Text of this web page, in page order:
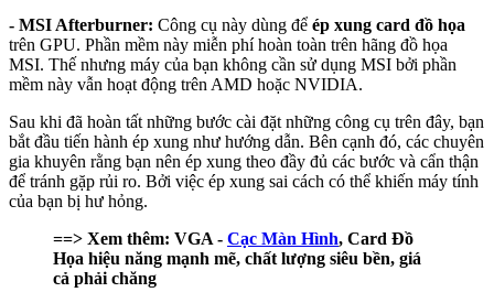
- MSI Afterburner: Công cụ này dùng để ép xung card đồ họa
trên GPU. Phần mềm này miễn phí hoàn toàn trên hãng đồ họa
MSI. Thế nhưng máy của bạn không cần sử dụng MSI bởi phần
mềm này vẫn hoạt động trên AMD hoặc NVIDIA.
Sau khi đã hoàn tất những bước cài đặt những công cụ trên đây, bạn
bắt đầu tiến hành ép xung như hướng dẫn. Bên cạnh đó, các chuyên
gia khuyên rằng bạn nên ép xung theo đầy đủ các bước và cẩn thận
để tránh gặp rủi ro. Bởi việc ép xung sai cách có thể khiến máy tính
của bạn bị hư hỏng.
==> Xem thêm: VGA - Cạc Màn Hình, Card Đồ
Họa hiệu năng mạnh mẽ, chất lượng siêu bền, giá
cả phải chăng